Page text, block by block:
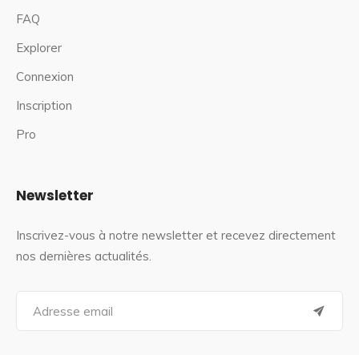
FAQ
Explorer
Connexion
Inscription
Pro
Newsletter
Inscrivez-vous à notre newsletter et recevez directement
nos dernières actualités.
a